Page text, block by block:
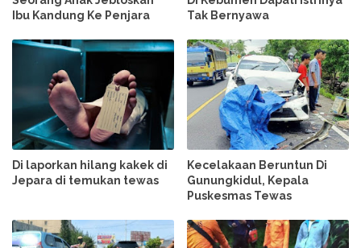
Ibu Kandung Ke Penjara
Tak Bernyawa
Di laporkan hilang kakek di
Jepara di temukan tewas
Kecelakaan Beruntun Di
Gunungkidul, Kepala
Puskesmas Tewas